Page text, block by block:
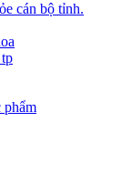
cán bộ tỉnh.
phẩm